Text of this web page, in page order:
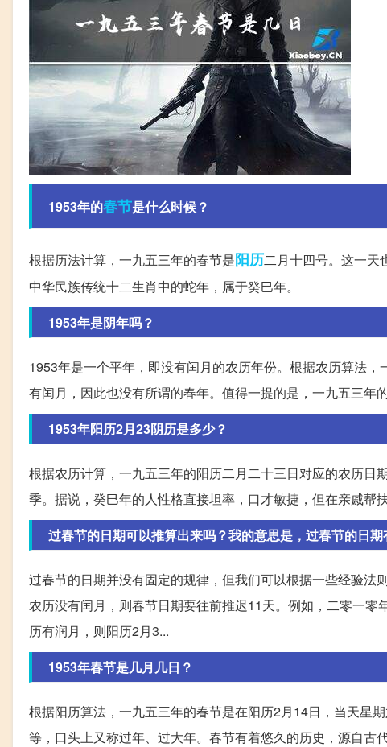
1953年的春节是什么时候？
根据历法计算，一九五三年的春节是阳历二月十四号。这一天
中华民族传统十二生肖中的蛇年，属于癸巳年。
1953年是阴年吗？
1953年是一个平年，即没有闰月的农历年份。根据农历算法
有闰月，因此也没有所谓的春年。值得一提的是，一九五三年
1953年阳历2月23阴历是多少？
根据农历计算，一九五三年的阳历二月二十三日对应的农历
季。据说，癸巳年的人性格直接坦率，口才敏捷，但在亲戚
过春节的日期可以推算出来吗？我的意思是，过春节的日期
过春节的日期并没有固定的规律，但我们可以根据一些经验
农历没有闰月，则春节日期要往前推迟11天。例如，二零一
历有润月，则阳历2月3...
1953年春节是几月几日？
根据阳历算法，一九五三年的春节是在阳历2月14日，当天星
等，口头上又称过年、过大年。春节有着悠久的历史，源自